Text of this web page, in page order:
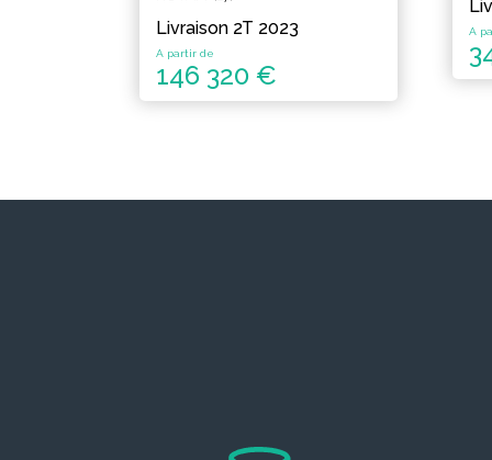
Livraison 2T 2023
A partir de
146 320 €
A